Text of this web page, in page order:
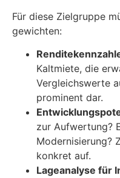
Für diese Zielgruppe
gewichten:
Kaltmiete, die
Vergleichswerte
prominent dar.
zur Aufwertung?
Modernisierung?
konkret auf.
Lageanalyse für